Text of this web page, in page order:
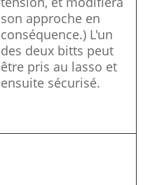
son approche en
conséquence.) L'un
des deux bitts peut
être pris au lasso et
ensuite sécurisé.